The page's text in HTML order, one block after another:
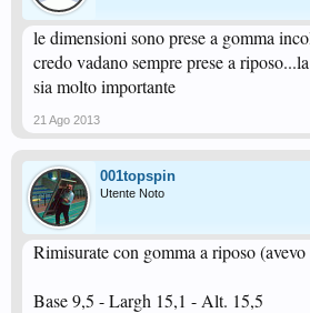
le dimensioni sono prese a gomma
credo vadano sempre prese a
sia molto importante
21 Ago 2013
001topspin
Utente Noto
Rimisurate con gomma a riposo
Base 9,5 - Largh 15,1 - Alt. 15,5